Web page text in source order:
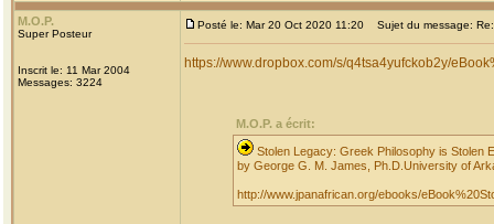
M.O.P.
Super Posteur
Inscrit le: 11 Mar 2004
Messages: 3224
Posté le: Mar 20 Oct 2020 11:20 Sujet du message:
https://www.dropbox.com/s/q4tsa4yufckob2y/
M.O.P. a écrit:
Stolen Legacy: Greek Philosophy is Stolen
by George G. M. James, Ph.D.University of
http://www.jpanafrican.org/ebooks/